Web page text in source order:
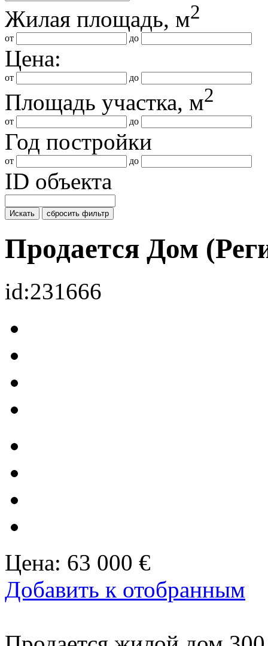
Жилая площадь, м2
от до
Цена:
от до
Площадь участка, м2
от до
Год постройки
от до
ID объекта
Искать сбросить фильтр
Продается Дом
id:231666
Цена: 63 000 €
Добавить к отобранным